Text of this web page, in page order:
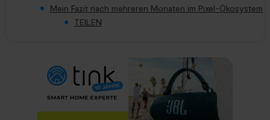
Mein Fazit nach mehreren Monaten im Pixel-Ökosystem
TEILEN